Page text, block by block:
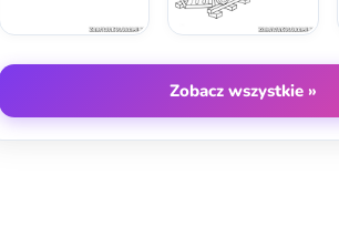
Zobacz wszystkie »